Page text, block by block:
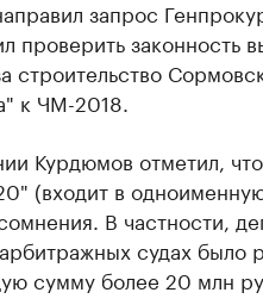
запрос
проверить законность
строительство
к ЧМ-2018.
Курдюмов отметил,
(входит в
В частности,
судах было
сумму более 20 млн